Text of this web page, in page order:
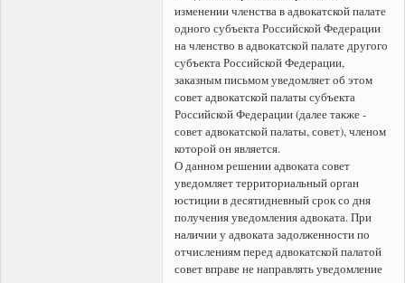
изменении членства в адвокатской палате
одного субъекта Российской Федерации
на членство в адвокатской палате другого
субъекта Российской Федерации,
заказным письмом уведомляет об этом
совет адвокатской палаты субъекта
Российской Федерации (далее также -
совет адвокатской палаты, совет), членом
которой он является.
О данном решении адвоката совет
уведомляет территориальный орган
юстиции в десятидневный срок со дня
получения уведомления адвоката. При
наличии у адвоката задолженности по
отчислениям перед адвокатской палатой
совет вправе не направлять уведомление